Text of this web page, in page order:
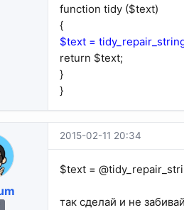
function tidy ($text)
{
$text =
return $text;
}
}
2015-02-11 20:34
$text =
так сделай и не